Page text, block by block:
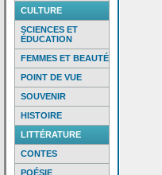
CULTURE
SCIENCES ET
ÉDUCATION
FEMMES ET BEAUTÉ
POINT DE VUE
SOUVENIR
HISTOIRE
LITTÉRATURE
CONTES
POÉSIE